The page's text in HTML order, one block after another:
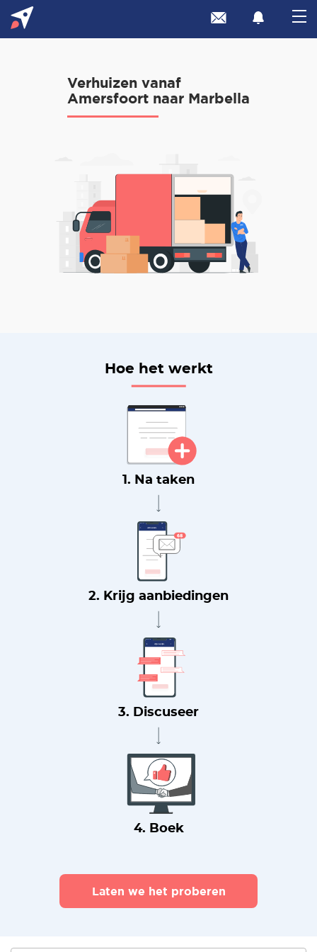
Verhuizen vanaf
Amersfoort naar Marbella
Hoe het werkt
1. Na taken
2. Krijg aanbiedingen
3. Discuseer
4. Boek
Laten we het proberen